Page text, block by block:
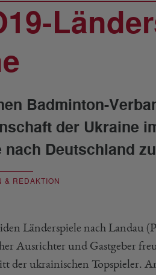
Badminton-
der Ukraine
nach Deutschland
& REDAKTION
Länderspiele nach Landau
Ausrichter und Gastgeber
der ukrainischen Topspieler.